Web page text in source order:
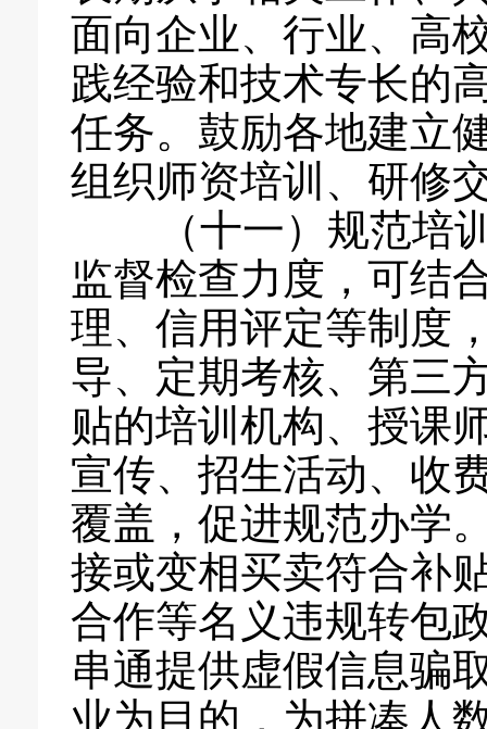
面向企业、行业、高
践经验和技术专长的
任务。鼓励各地建立
组织师资培训、研修
（十一）规范培训
监督检查力度，可结
理、信用评定等制度
导、定期考核、第三
贴的培训机构、授课
宣传、招生活动、收
覆盖，促进规范办学
接或变相买卖符合补
合作等名义违规转包
串通提供虚假信息骗
业为目的，为拼凑人